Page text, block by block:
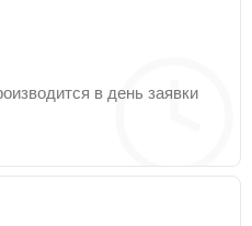
в день заявки